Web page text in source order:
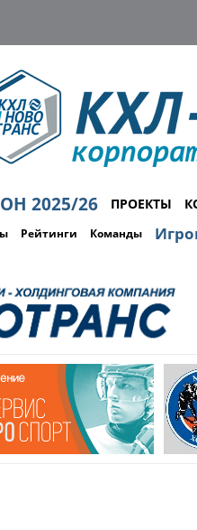
2025/26 ПРОЕКТЫ
Рейтинги Команды